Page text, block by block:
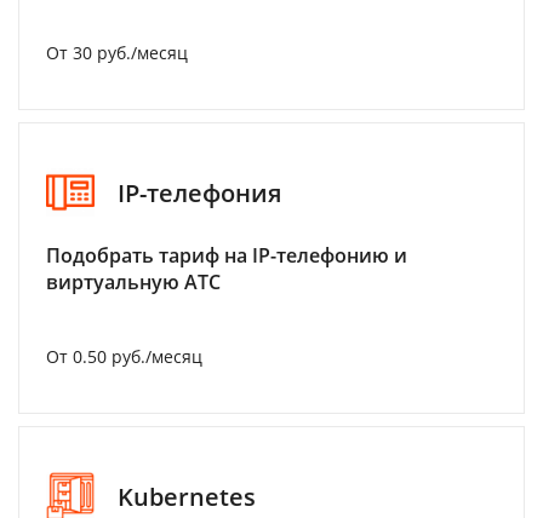
От 30 руб./месяц
IP-телефония
Подобрать тариф на IP-телефонию и
виртуальную АТС
От 0.50 руб./месяц
Kubernetes